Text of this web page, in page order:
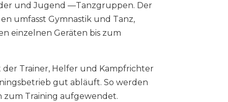
und Jugend —Tanzgruppen. Der
umfasst Gymnastik und Tanz,
einzelnen Geräten bis zum
der Trainer, Helfer und Kampfrichter
gut abläuft. So werden
zum Training aufgewendet.